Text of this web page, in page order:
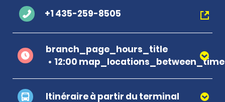
+1 435-259-8505
branch_page_hours_title
12:00 map_locations_between_time
Itinéraire à partir du terminal